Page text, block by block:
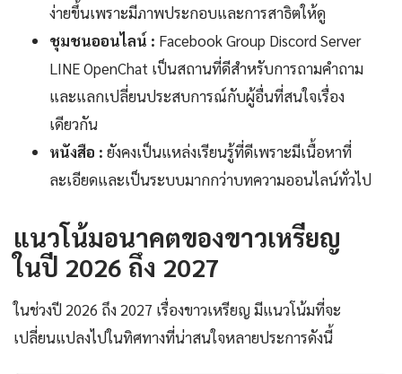
ง่ายขึ้นเพราะมีภาพประกอบและการสาธิตให้ดู
ชุมชนออนไลน์ : Facebook Group Discord Server
LINE OpenChat เป็นสถานที่ดีสำหรับการถามคำถาม
และแลกเปลี่ยนประสบการณ์กับผู้อื่นที่สนใจเรื่อง
เดียวกัน
หนังสือ : ยังคงเป็นแหล่งเรียนรู้ที่ดีเพราะมีเนื้อหาที่
ละเอียดและเป็นระบบมากกว่าบทความออนไลน์ทั่วไป
แนวโน้มอนาคตของขาวเหรียญ
ในปี 2026 ถึง 2027
ในช่วงปี 2026 ถึง 2027 เรื่องขาวเหรียญ มีแนวโน้มที่จะ
เปลี่ยนแปลงไปในทิศทางที่น่าสนใจหลายประการดังนี้